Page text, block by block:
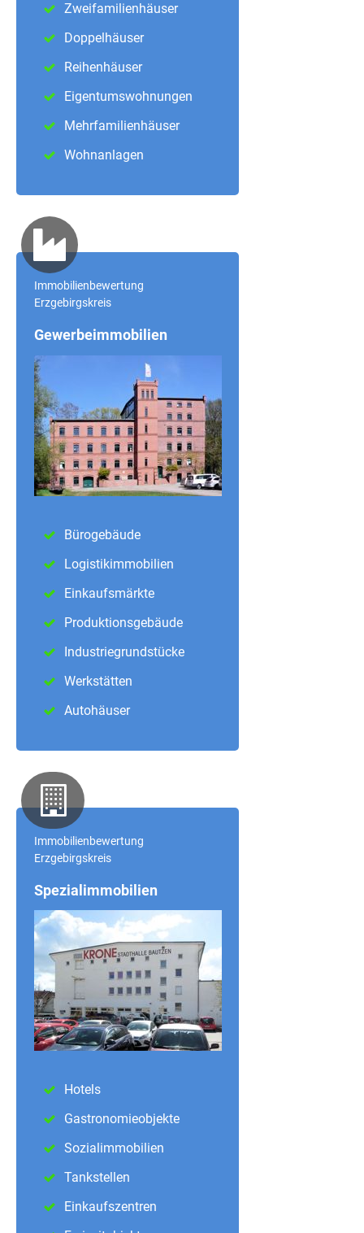
Zweifamilienhäuser
Doppelhäuser
Reihenhäuser
Eigentumswohnungen
Mehrfamilienhäuser
Wohnanlagen
Immobilienbewertung
Erzgebirgskreis
Gewerbeimmobilien
Bürogebäude
Logistikimmobilien
Einkaufsmärkte
Produktionsgebäude
Industriegrundstücke
Werkstätten
Autohäuser
Immobilienbewertung
Erzgebirgskreis
Spezialimmobilien
Hotels
Gastronomieobjekte
Sozialimmobilien
Tankstellen
Einkaufszentren